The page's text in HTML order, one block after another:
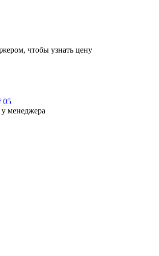
чтобы узнать цену
05
менеджера